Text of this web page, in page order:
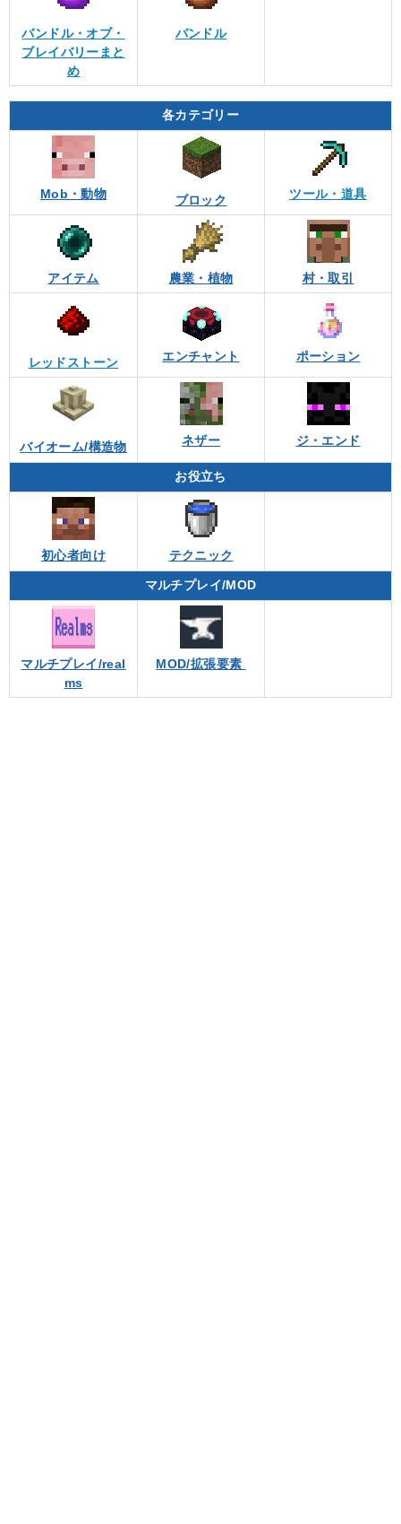
バンドル・オブ・
ブレイバリーまと
め
バンドル
各カテゴリー
Mob・動物 ブロック ツール・道具
アイテム 農業・植物 村・取引
レッドストーン エンチャント ポーション
バイオーム/構造物 ネザー ジ・エンド
お役立ち
初心者向け テクニック
マルチプレイ/MOD
マルチプレイ/real
ms
MOD/拡張要素